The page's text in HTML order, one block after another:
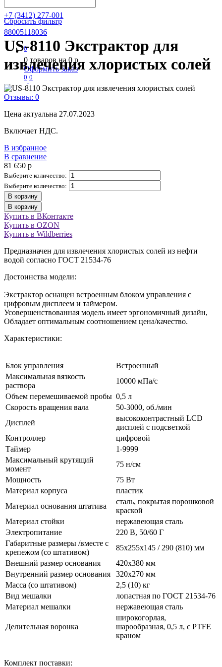
+7 (3412) 277-001
88005118036
0
0 товаров на 0 p
Оформить заказ
0 0
Сбросить фильтр
US-8110 Экстрактор для
извлечения хлористых солей
Отзывы: 0
Цена актуальна 27.07.2023
Включает НДС.
В избранное
В сравнение
81 650 p
Выберите количество:
Выберите количество:
В корзину
В корзину
Купить в ВКонтакте
Купить в OZON
Купить в Wildberries
Предназначен для извлечения хлористых солей из нефти
водой согласно ГОСТ 21534-76
Достоинства модели:
Экстрактор оснащен встроенным блоком управления с
цифровым дисплеем и таймером.
Усовершенствованная модель имеет эргономичный дизайн,
Обладает оптимальным соотношением цена/качество.
Характеристики:
Блок управления
Встроенный
Максимальная вязкость
раствора
10000 мПа/с
Объем перемешиваемой пробы 0,5 л
Скорость вращения вала
50-3000, об./мин
Дисплей
высококонтрастный LCD
дисплей с подсветкой
Контроллер
цифровой
Таймер
1-9999
Максимальный крутящий
момент
75 н/см
Мощность
75 Вт
Материал корпуса
пластик
Материал основания штатива
сталь, покрытая порошковой
краской
Материал стойки
нержавеющая сталь
Электропитание
220 В, 50/60 Г
Габаритные размеры /вместе с
крепежом (со штативом)
85х255х145 / 290 (810) мм
Внешний размер основания
420х380 мм
Внутренний размер основания
320х270 мм
Масса (со штативом)
2,5 (10) кг
Вид мешалки
лопастная по ГОСТ 21534-76
Материал мешалки
нержавеющая сталь
Делительная воронка
широкогорлая,
шарообразная, 0,5 л, с PTFE
краном
Комплект поставки: